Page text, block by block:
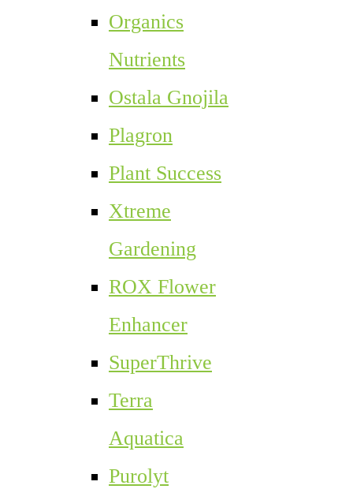
Organics
Nutrients
Ostala Gnojila
Plagron
Plant Success
Xtreme
Gardening
ROX Flower
Enhancer
SuperThrive
Terra
Aquatica
Purolyt